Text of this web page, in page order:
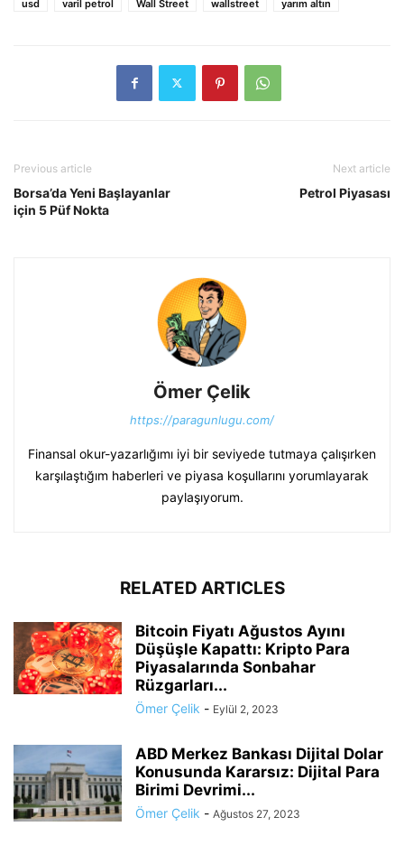
usd
varil petrol Wall Street wallstreet yarım altın
Previous article
Borsa’da Yeni Başlayanlar
için 5 Püf Nokta
Next article
Petrol Piyasası
Ömer Çelik
https://paragunlugu.com/
Finansal okur-yazarlığımı iyi bir seviyede tutmaya çalışırken
karşılaştığım haberleri ve piyasa koşullarını yorumlayarak
paylaşıyorum.
RELATED ARTICLES
Bitcoin Fiyatı Ağustos Ayını
Düşüşle Kapattı: Kripto Para
Piyasalarında Sonbahar
Rüzgarları...
Ömer Çelik - Eylül 2, 2023
ABD Merkez Bankası Dijital Dolar
Konusunda Kararsız: Dijital Para
Birimi Devrimi...
Ömer Çelik - Ağustos 27, 2023